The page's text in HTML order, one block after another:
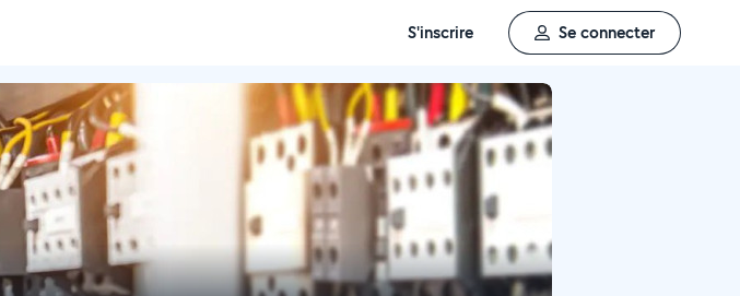
S'inscrire Se connecter